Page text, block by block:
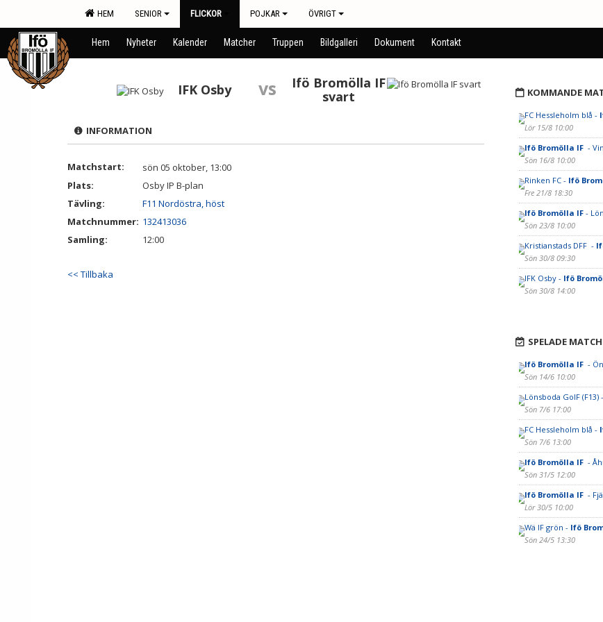
HEM SENIOR FLICKOR POJKAR ÖVRIGT
Hem Nyheter Kalender Matcher Truppen Bildgalleri Dokument Kontakt
IFK Osby vs
Ifö Bromölla IF
svart
INFORMATION
Matchstart:
sön 05 oktober, 13:00
Plats:
Osby IP B-plan
Tävling:
F11 Nordöstra, höst
Matchnummer: 132413036
Samling:
12:00
<< Tillbaka
KOMMANDE
FC Hessleholm blå -
Lör 15/8 10:00
Ifö Bromölla IF -
Sön 16/8 10:00
Rinken FC - Ifö
Fre 21/8 18:30
Ifö Bromölla IF-
Sön 23/8 10:00
Kristianstads DFF -
Sön 30/8 09:30
IFK Osby - Ifö
Sön 30/8 14:00
SPELADE
Ifö Bromölla IF -
Sön 14/6 10:00
Lönsboda GoIF (F13) -
Sön 7/6 17:00
FC Hessleholm blå -
Sön 7/6 13:00
Ifö Bromölla IF -
Sön 31/5 12:00
Ifö Bromölla IF -
Lör 30/5 10:00
Wä IF grön - Ifö
Sön 24/5 13:30